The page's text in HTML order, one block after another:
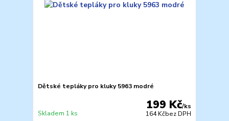
Dětské tepláky pro kluky 5963 modré
199 Kč/ks
164 Kčbez DPH
Skladem 1 ks